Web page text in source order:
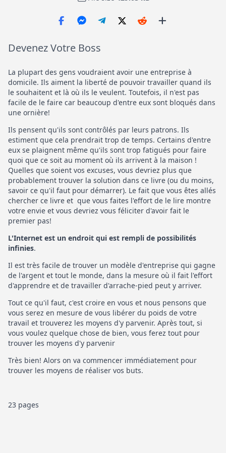
Devenez Votre Boss
La plupart des gens voudraient avoir une entreprise à
domicile. Ils aiment la liberté de pouvoir travailler quand ils
le souhaitent et là où ils le veulent. Toutefois, il n'est pas
facile de le faire car beaucoup d'entre eux sont bloqués dans
une ornière!
Ils pensent qu'ils sont contrôlés par leurs patrons. Ils
estiment que cela prendrait trop de temps. Certains d'entre
eux se plaignent même qu'ils sont trop fatigués pour faire
quoi que ce soit au moment où ils arrivent à la maison !
Quelles que soient vos excuses, vous devriez plus que
probablement trouver la solution dans ce livre (ou du moins,
savoir ce qu'il faut pour démarrer). Le fait que vous êtes allés
chercher ce livre et que vous faites l'effort de le lire montre
votre envie et vous devriez vous féliciter d'avoir fait le
premier pas!
L'Internet est un endroit qui est rempli de possibilités
infinies.
Il est très facile de trouver un modèle d'entreprise qui gagne
de l'argent et tout le monde, dans la mesure où il fait l'effort
d'apprendre et de travailler d'arrache-pied peut y arriver.
Tout ce qu'il faut, c'est croire en vous et nous pensons que
vous serez en mesure de vous libérer du poids de votre
travail et trouverez les moyens d'y parvenir. Après tout, si
vous voulez quelque chose de bien, vous ferez tout pour
trouver les moyens d'y parvenir
Très bien! Alors on va commencer immédiatement pour
trouver les moyens de réaliser vos buts.
23 pages